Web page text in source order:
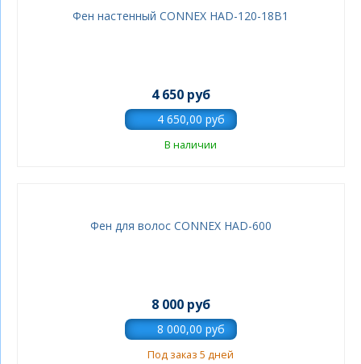
Фен настенный CONNEX HAD-120-18B1
4 650 руб
В наличии
Фен для волос CONNEX HAD-600
8 000 руб
Под заказ 5 дней